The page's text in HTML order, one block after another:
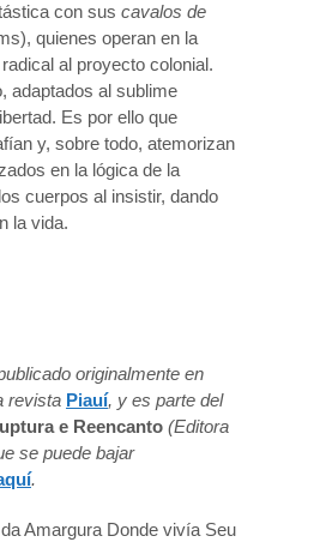
con sus cavalos de
quienes operan en la
al proyecto colonial.
adaptados al sublime
Es por ello que
y, sobre todo, atemorizan
en la lógica de la
cuerpos al insistir, dando
la vida.
originalmente en
revista Piauí, y es parte del
e Reencanto (Editora
se puede bajar
.
Amargura Donde vivía Seu